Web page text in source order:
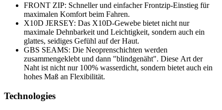
FRONT ZIP: Schneller und einfacher Frontzip-Einstieg für
maximalen Komfort beim Fahren.
X10D JERSEY: Das X10D-Gewebe bietet nicht nur
maximale Dehnbarkeit und Leichtigkeit, sondern auch ein
glattes, seidiges Gefühl auf der Haut.
GBS SEAMS: Die Neoprenschichten werden
zusammengeklebt und dann "blindgenäht". Diese Art der
Naht ist nicht nur 100% wasserdicht, sondern bietet auch ein
hohes Maß an Flexibilität.
Technologies